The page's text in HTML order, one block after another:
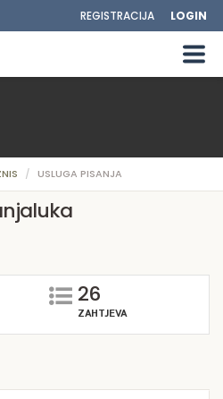
REGISTRACIJA LOGIN
USLUGA PISANJA
26
ZAHTJEVA